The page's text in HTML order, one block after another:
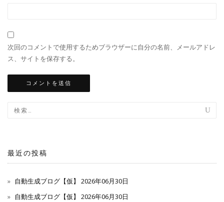
次回のコメントで使用するためブラウザーに自分の名前、メールアドレ
ス、サイトを保存する。
最近の投稿
自動生成ブログ【仮】 2026年06月30日
自動生成ブログ【仮】 2026年06月30日